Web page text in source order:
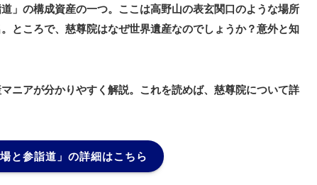
」の構成資産の一つ。ここは高野山の表玄関口のような場所
ところで、慈尊院はなぜ世界遺産なのでしょうか？意外と知
ニアが分かりやすく解説。これを読めば、慈尊院について詳
と参詣道」の詳細はこちら